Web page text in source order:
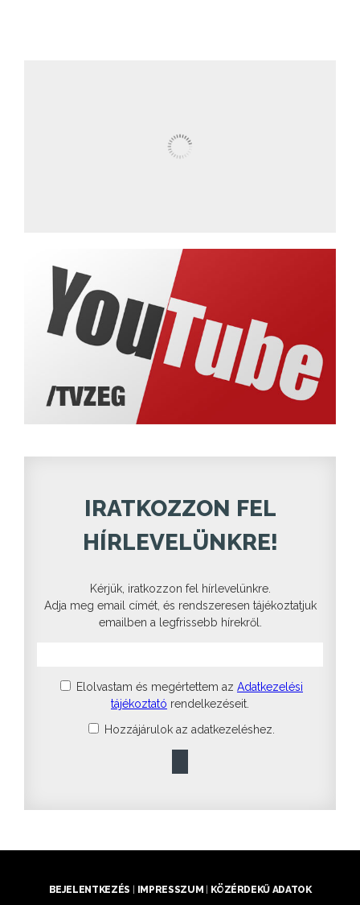
IRATKOZZON FEL
HÍRLEVELÜNKRE!
Kérjük, iratkozzon fel hírlevelünkre.
Adja meg email címét, és rendszeresen tájékoztatjuk
emailben a legfrissebb hírekről.
Elolvastam és megértettem az Adatkezelési
tájékoztató rendelkezéseit.
Hozzájárulok az adatkezeléshez.
BEJELENTKEZÉS | IMPRESSZUM | KÖZÉRDEKŰ ADATOK